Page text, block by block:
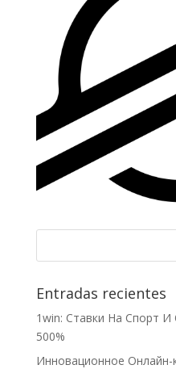
Entradas recientes
1win: Ставки На Cпорт
500%
Инновационное Онлайн-